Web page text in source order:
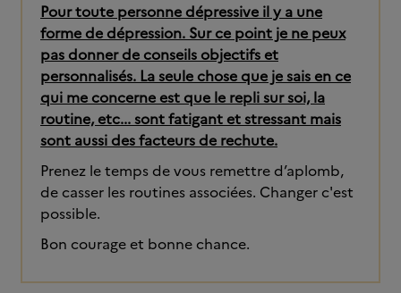
Pour toute personne dépressive il y a une
forme de dépression. Sur ce point je ne peux
pas donner de conseils objectifs et
personnalisés. La seule chose que je sais en ce
qui me concerne est que le repli sur soi, la
routine, etc... sont fatigant et stressant mais
sont aussi des facteurs de rechute.
Prenez le temps de vous remettre d’aplomb,
de casser les routines associées. Changer c'est
possible.
Bon courage et bonne chance.